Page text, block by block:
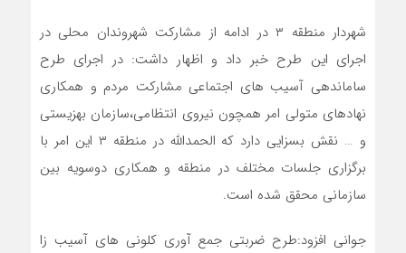
شهردار منطقه ۳ در ادامه از مشارکت شهروندان محلی در
اجرای این طرح خبر داد و اظهار داشت: در اجرای طرح
ساماندهی آسیب های اجتماعی مشارکت مردم و همکاری
نهادهای متولی امر همچون نیروی انتظامی،سازمان بهزیستی
و … نقش بسزایی دارد که الحمدالله در منطقه ۳ این امر با
برگزاری جلسات مختلف در منطقه و همکاری دوسویه بین
سازمانی محقق شده است.
جوانی افزود:طرح ضربتی جمع آوری کلونی های آسیب زا